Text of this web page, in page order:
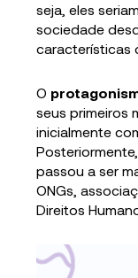
seja, eles
sociedade
características
O
seus primeiros
inicialmente
passou a ser
ONGs,
Direitos